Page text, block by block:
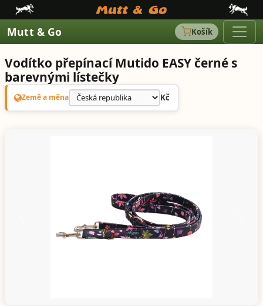
Mutt & Go Košík
Vodítko přepínací Mutido EASY černé s
barevnými lístečky
Země a měna Kč